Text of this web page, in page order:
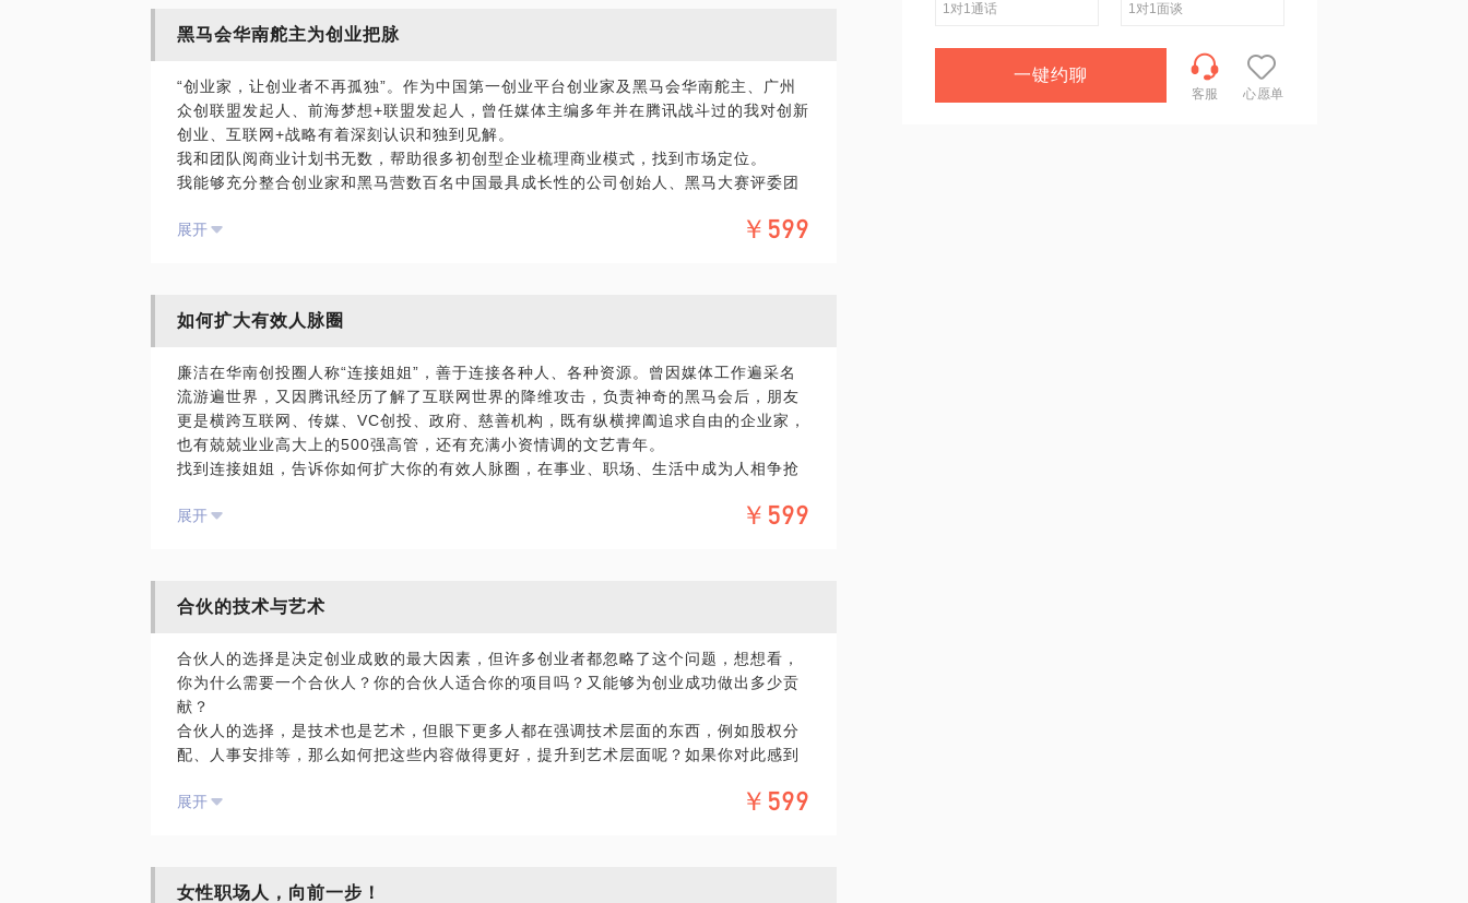
黑马会华南舵主为创业把脉
“创业家，让创业者不再孤独”。作为中国第一创业平台创业家及黑马会华南舵主、广州
众创联盟发起人、前海梦想+联盟发起人，曾任媒体主编多年并在腾讯战斗过的我对创新
创业、互联网+战略有着深刻认识和独到见解。
我和团队阅商业计划书无数，帮助很多初创型企业梳理商业模式，找到市场定位。
我能够充分整合创业家和黑马营数百名中国最具成长性的公司创始人、黑马大赛评委团
更快成长，找到资本、资源和人才。
展开 ￥599
如何扩大有效人脉圈
廉洁在华南创投圈人称“连接姐姐”，善于连接各种人、各种资源。曾因媒体工作遍采名
流游遍世界，又因腾讯经历了解了互联网世界的降维攻击，负责神奇的黑马会后，朋友
更是横跨互联网、传媒、VC创投、政府、慈善机构，既有纵横捭阖追求自由的企业家，
也有兢兢业业高大上的500强高管，还有充满小资情调的文艺青年。
找到连接姐姐，告诉你如何扩大你的有效人脉圈，在事业、职场、生活中成为人相争抢
展开
￥599
合伙的技术与艺术
合伙人的选择是决定创业成败的最大因素，但许多创业者都忽略了这个问题，想想看，
你为什么需要一个合伙人？你的合伙人适合你的项目吗？又能够为创业成功做出多少贡
献？
合伙人的选择，是技术也是艺术，但眼下更多人都在强调技术层面的东西，例如股权分
配、人事安排等，那么如何把这些内容做得更好，提升到艺术层面呢？如果你对此感到
在这个话题中，我将根据对国内外大量创业案例的研究，结合自己的经历，从合伙人选
展开 ￥599
女性职场人，向前一步！
1对1通话
1对1面谈
一键约聊
客服 心愿单